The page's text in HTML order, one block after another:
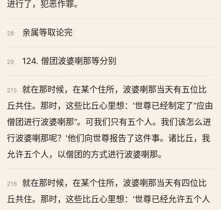
进行了，犯恶作罪。
28 亲属等取论完
29 124. 僧团波婆喇那等分别
215
就在那时候，在某个住所，波婆喇那当天有五位比
丘共住。那时，这些比丘心里想：'世尊已经制定了“应由
僧团进行波婆喇那”。可我们只有五个人。我们该怎么进
行波婆喇那呢？'他们向世尊报告了这件事。诸比丘，我
允许五个人，以僧团的方式进行波婆喇那。
216
就在那时候，在某个住所，波婆喇那当天有四位比
丘共住。那时，这些比丘心里想：'世尊已经允许五个人